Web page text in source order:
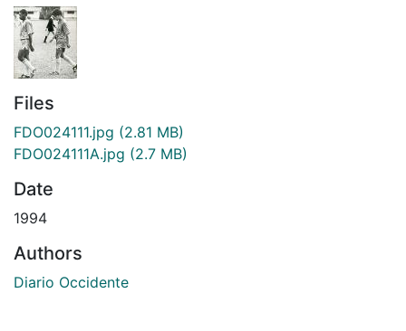
Files
FDO024111.jpg (2.81 MB)
FDO024111A.jpg (2.7 MB)
Date
1994
Authors
Diario Occidente